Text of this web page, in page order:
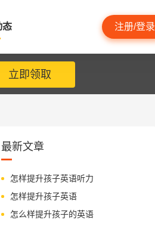
态 注册/登录
立即领取
最新文章
怎样提升孩子英语听力
怎样提升孩子英语
怎么样提升孩子的英语